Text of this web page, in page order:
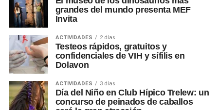
grandes del mundo presenta MEF
Invita
ACTIVIDADES 2 días
Testeos rápidos, gratuitos y
confidenciales de VIH y sífilis en
Dolavon
ACTIVIDADES 3 días
Día del Niño en Club Hípico Trelew: un
concurso de peinados de caballos